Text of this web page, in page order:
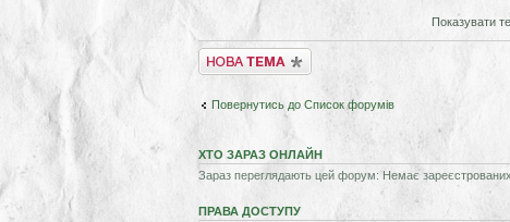
Показувати
Створити нову тему
Повернутись до Список форумів
ХТО ЗАРАЗ ОНЛАЙН
Зараз переглядають цей форум: Немає зареєстрованих
ПРАВА ДОСТУПУ